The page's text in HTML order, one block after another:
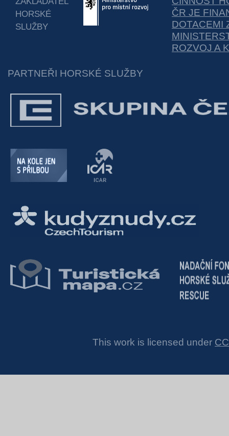
HORSKÉ
SLUŽBY
ČR JE
DOTACEMI
ROZVOJ A
PARTNEŘI HORSKÉ SLUŽBY
This work is licensed under